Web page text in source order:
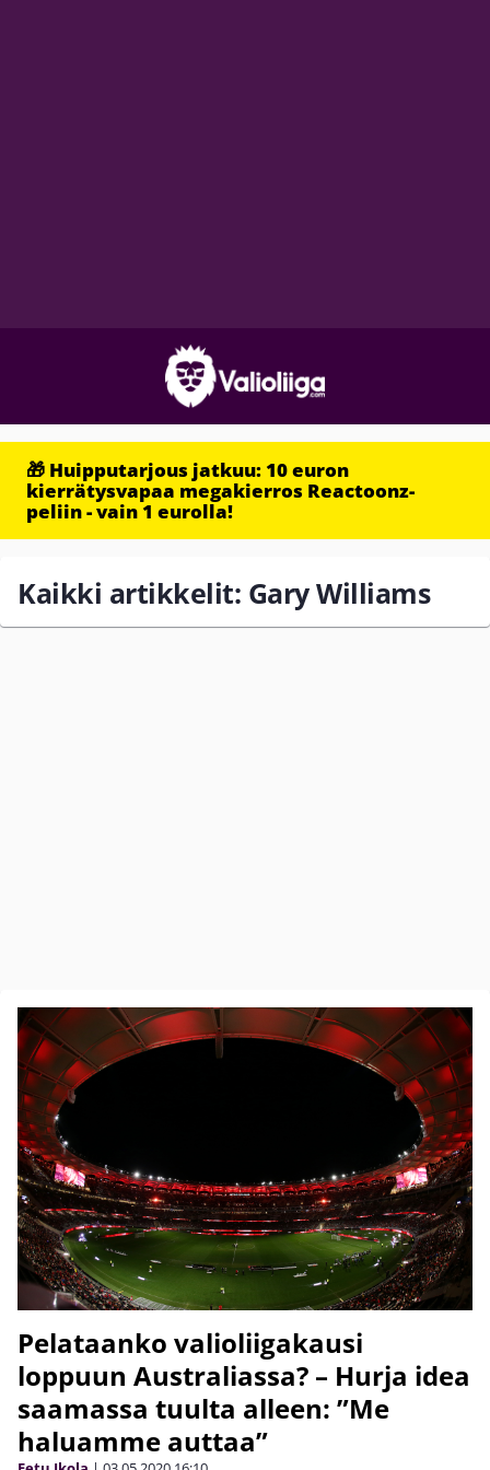
🎁 Huipputarjous jatkuu: 10 euron
kierrätysvapaa megakierros Reactoonz-
peliin - vain 1 eurolla!
Kaikki artikkelit: Gary Williams
Pelataanko valioliigakausi
loppuun Australiassa? – Hurja idea
saamassa tuulta alleen: ”Me
haluamme auttaa”